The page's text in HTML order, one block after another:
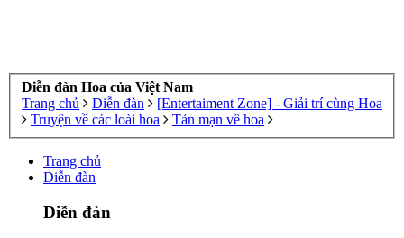
Diễn đàn Hoa của Việt Nam
Trang chủ
Diễn đàn
[Entertaiment Zone] - Giải trí cùng Hoa
Truyện về các loài hoa
Tản mạn về hoa
Trang chủ
Diễn đàn
Diễn đàn